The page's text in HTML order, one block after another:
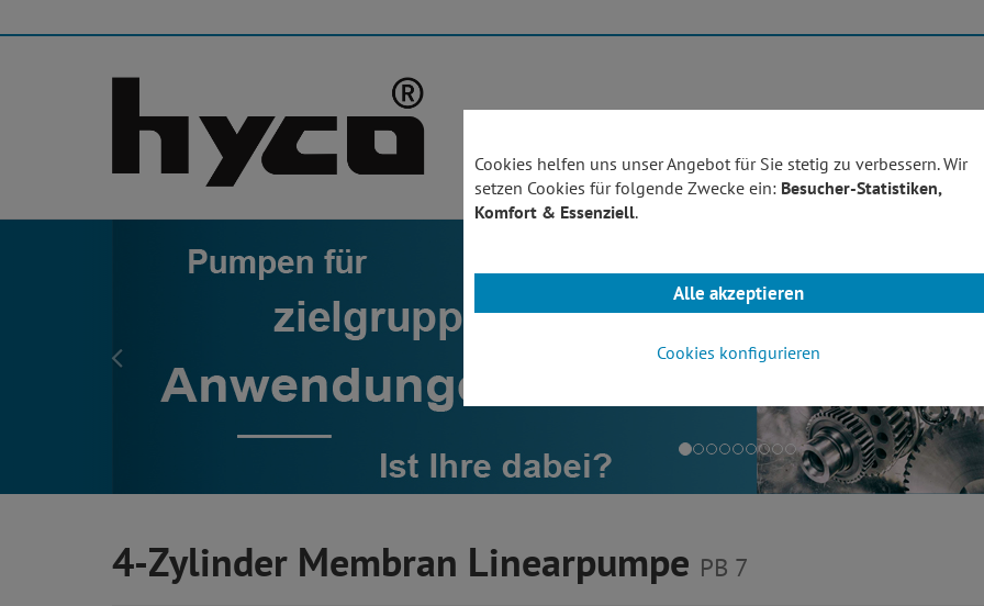
Produktübersicht
4-Zylinder Membran Linearpumpe PB 7
Cookies helfen uns unser Angebot für Sie stetig zu verbessern. Wir
setzen Cookies für folgende Zwecke ein: Besucher-Statistiken,
Komfort & Essenziell.
Cookies konfigurieren
Alle akzeptieren